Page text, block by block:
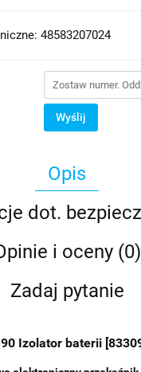
48583207024
Wyślij
Opis
dot.
i oceny (0)
Zadaj pytanie
Izolator baterii